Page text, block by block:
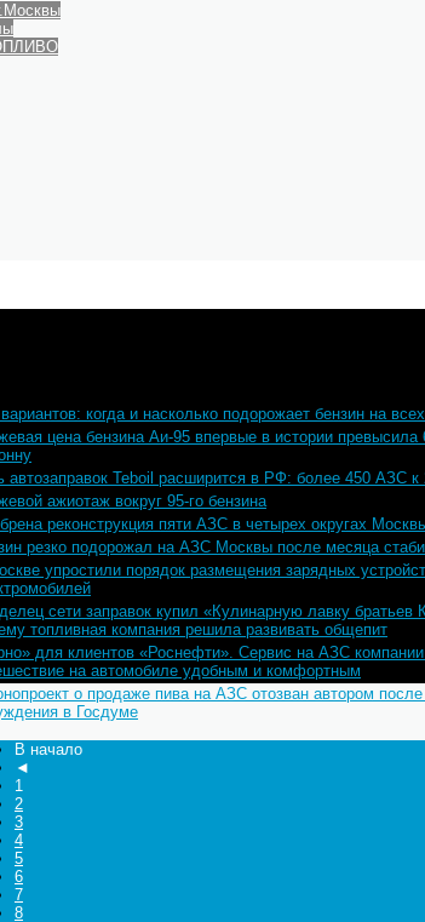
когда и насколько подорожает бензин на
цена бензина Аи-95 впервые в истории превысила
автозаправок Teboil расширится в РФ: более 450 АЗС к
ажиотаж вокруг 95-го бензина
реконструкция пяти АЗС в четырех округах
резко подорожал на АЗС Москвы после месяца
упростили порядок размещения зарядных
сети заправок купил «Кулинарную лавку братьев
топливная компания решила развивать общепит
для клиентов «Роснефти». Сервис на АЗС
на автомобиле удобным и комфортным
о продаже пива на АЗС отозван автором
в Госдуме
В начало
◄
1
2
3
4
5
6
7
8